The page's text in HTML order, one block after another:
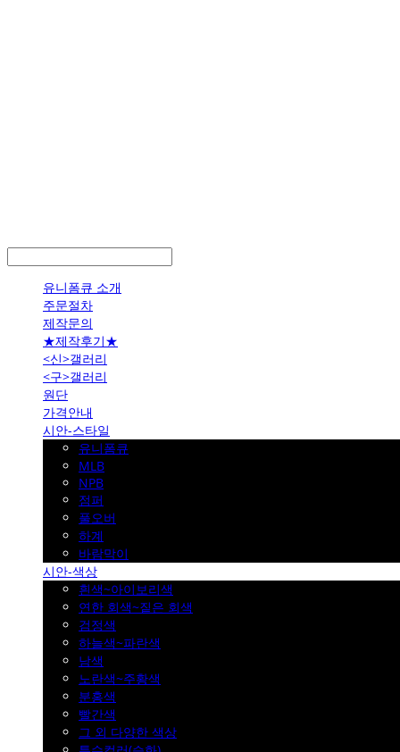
유니폼큐 소개
주문절차
제작문의
★제작후기★
<신>갤러리
<구>갤러리
원단
가격안내
시안-스타일
유니폼큐
MLB
NPB
점퍼
풀오버
하계
바람막이
시안-색상
흰색~아이보리색
연한 회색~짙은 회색
검정색
하늘색~파란색
남색
노란색~주황색
분홍색
빨간색
그 외 다양한 색상